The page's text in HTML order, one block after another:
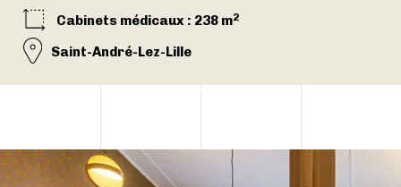
Cabinets médicaux: 238 m2
Saint-André-Lez-Lille